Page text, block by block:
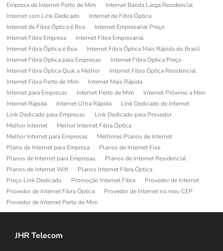
Empresa de Internet Perto de Mim
Internet Banda Larga Residencial
Internet com Link Dedicado
Internet de Fibra Óptica
Internet de Fibra Óptica é Boa
Internet Empresarial Preço
Internet Fibra Empresa
Internet Fibra Empresarial
Internet Fibra Óptica é Boa
Internet Fibra Óptica Mais Rápida do Brasil
Internet Fibra Optica para Empresas
Internet Fibra Óptica Preço
Internet Fibra Óptica Qual a Melhor
Internet Fibra Óptica Residencial
Internet Fibra Perto de Mim
Internet Mais Rápida
Internet para Empresas
Internet Perto de Mim
Internet Próximo a Mim
Internet Rápida
Internet Ultra Rápida
Link Dedicado de Internet
Link Dedicado para Empresas
Link Dedicado para Provedor
Melhor Internet
Melhor Internet Fibra Óptica
Melhor Internet para Empresas
Melhores Planos de Internet
Plano de Internet para Empresa
Planos de Internet Fixa
Planos de Internet para Empresas
Planos de Internet Residencial
Planos de Internet Wifi
Planos Internet Fibra Óptica
Preço Link Dedicado
Promoção Internet Fibra
Provedor de Internet
Provedor de Internet Fibra Óptica
Provedor de Internet no meu CEP
Provedor de Internet Perto de Mim
JHR Telecom